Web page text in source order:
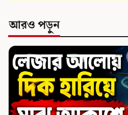
আরও পড়ুন